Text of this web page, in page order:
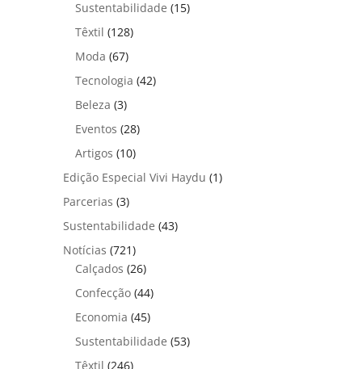
Sustentabilidade (15)
Têxtil (128)
Moda (67)
Tecnologia (42)
Beleza (3)
Eventos (28)
Artigos (10)
Edição Especial Vivi Haydu (1)
Parcerias (3)
Sustentabilidade (43)
Notícias (721)
Calçados (26)
Confecção (44)
Economia (45)
Sustentabilidade (53)
Têxtil (246)